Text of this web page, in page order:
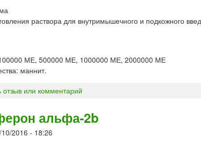
раствора для внутримышечного и подкожного
МЕ, 500000 МЕ, 1000000 МЕ, 2000000 МЕ
маннит.
отзыв или комментарий
альфа-2b
2016 - 18:26